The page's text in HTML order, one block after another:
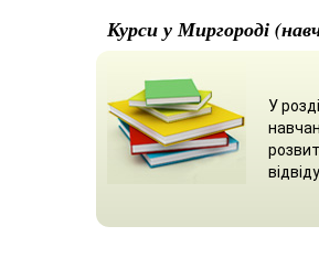
Курси у Миргороді
У